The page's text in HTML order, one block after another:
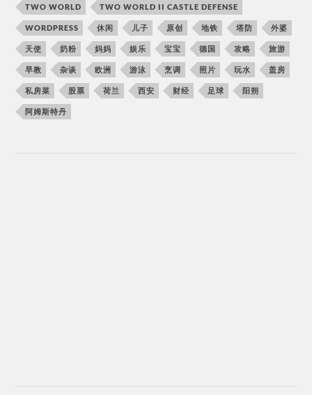
TWO WORLD TWO WORLD II CASTLE DEFENSE
WORDPRESS 休闲 儿子 原创 地铁 塔防 外婆
天使 奶粉 妈妈 娱乐 宝宝 德国 攻略 旅游
早教 杂谈 欧洲 游泳 烹调 照片 玩水 盖房
私房菜 股票 荷兰 西安 财经 足球 阳朔
阿姆斯特丹